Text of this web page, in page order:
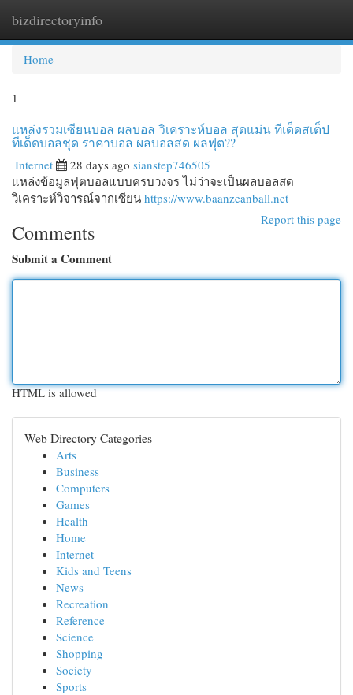
bizdirectoryinfo
Home
1
แหล่งรวมเซียนบอล ผลบอล วิเคราะห์บอล สุดแม่น ทีเด็ดสเต็ป
ทีเด็ดบอลชุด ราคาบอล ผลบอลสด ผลฟุต??
Internet 28 days ago sianstep746505
แหล่งข้อมูลฟุตบอลแบบครบวงจร ไม่ว่าจะเป็นผลบอลสด
วิเคราะห์วิจารณ์จากเซียน https://www.baanzeanball.net
Report this page
Comments
Submit a Comment
HTML is allowed
Web Directory Categories
Arts
Business
Computers
Games
Health
Home
Internet
Kids and Teens
News
Recreation
Reference
Science
Shopping
Society
Sports